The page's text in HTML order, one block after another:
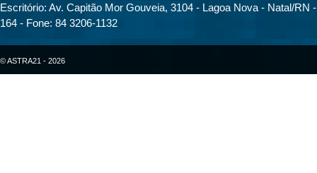
Escritório: Av. Capitão Mor Gouveia, 3104 - Lagoa Nova - Natal/RN
164 - Fone: 84 3206-1132
© ASTRA21 - 2026